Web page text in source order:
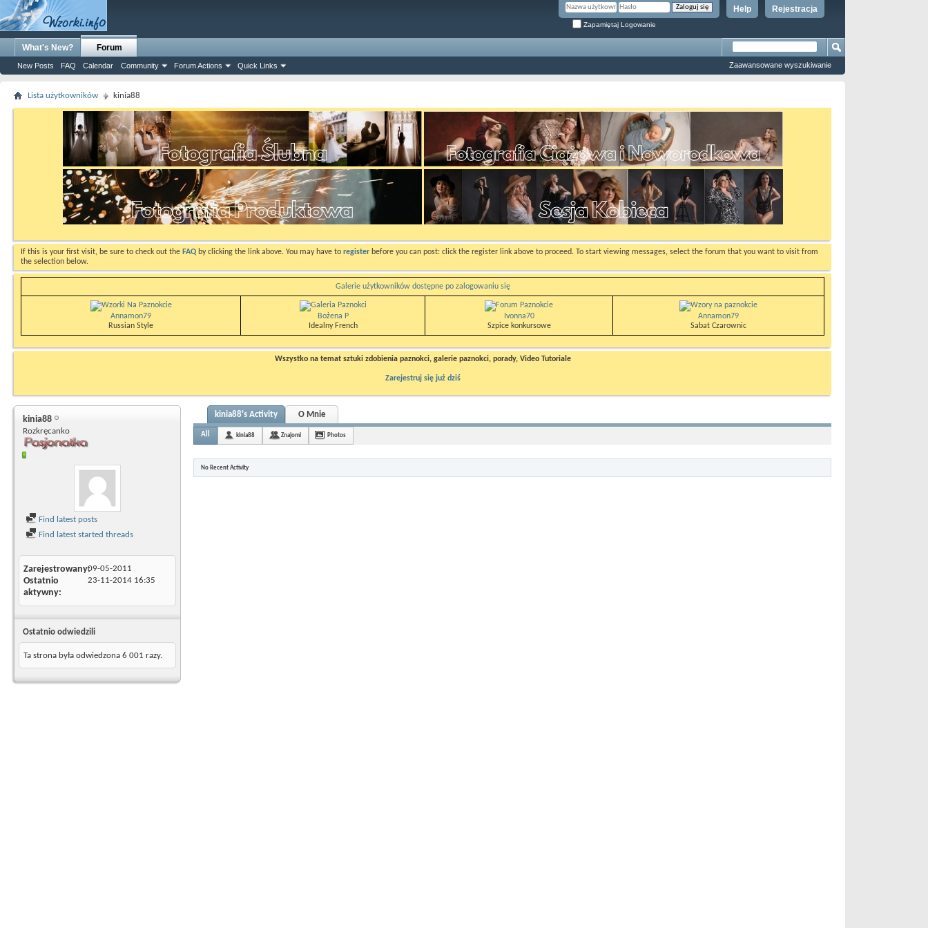
Rejestracja
Help
Zapamiętaj Logowanie
What's New? Forum
New Posts FAQ Calendar Community Forum Actions Quick Links Zaawansowane wyszukiwanie
Lista użytkowników kinia88
If this is your first visit, be sure to check out the FAQ by clicking the link above. You may have to register before you can post: click the register link above to proceed. To start viewing messages, select the forum that you want to visit from
the selection below.
Galerie użytkowników dostępne po zalogowaniu się
Annamon79
Russian Style
Bożena P
Idealny French
Ivonna70
Szpice konkursowe
Annamon79
Sabat Czarownic
Wszystko na temat sztuki zdobienia paznokci, galerie paznokci, porady, Video Tutoriale
Zarejestruj się już dziś
kinia88
Rozkręcanko
Find latest posts
Find latest started threads
Zarejestrowany09-05-2011
Ostatnio
aktywny
23-11-2014 16:35
Ostatnio odwiedzili
Ta strona była odwiedzona 6 001 razy.
kinia88's Activity O Mnie
All kinia88 Znajomi Photos
No Recent Activity